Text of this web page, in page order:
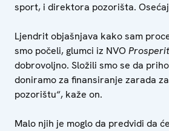
sport, i direktora pozorišta.
Ljendrit objašnjava kako sam
smo počeli, glumci iz NVO
dobrovoljno. Složili smo se da
doniramo za finansiranje zarada
pozorištu“, kaže on.
Malo njih je moglo da predvidi da